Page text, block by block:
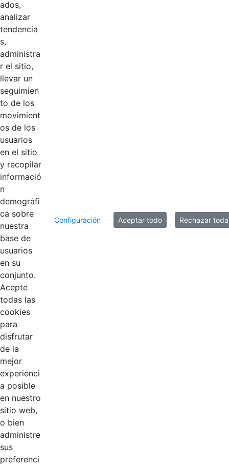
4 entradasPor página
Mostrando el intervalo 1 - 4 de 127 resultados.
ados,
analizar
tendencia
s,
administra
r el sitio,
llevar un
seguimien
to de los
movimient
os de los
usuarios
en el sitio
y recopilar
informació
n
demográfi
ca sobre
nuestra
base de
usuarios
en su
conjunto.
Acepte
todas las
cookies
para
disfrutar
de la
mejor
experienci
a posible
en nuestro
sitio web,
o bien
administre
sus
preferenci
Configuración Aceptar todo Rechazar